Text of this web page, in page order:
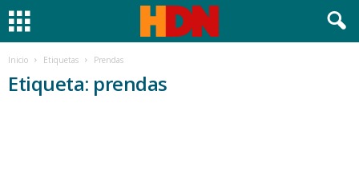
Inicio Etiquetas Prendas
Etiqueta: prendas